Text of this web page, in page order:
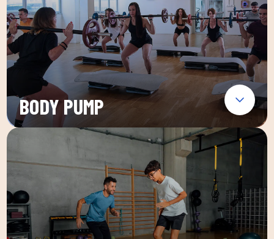
BODY PUMP